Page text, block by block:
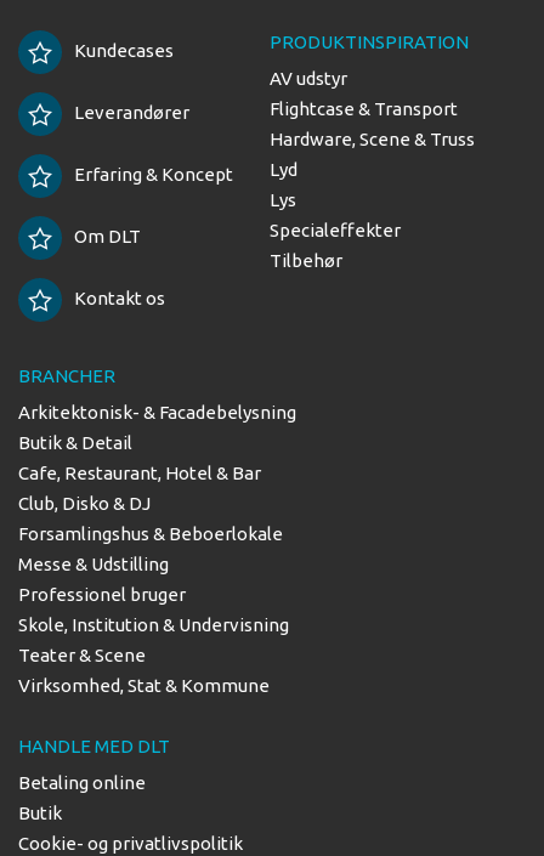
Kundecases
Leverandører
Erfaring & Koncept
Om DLT
Kontakt os
PRODUKTINSPIRATION
AV udstyr
Flightcase & Transport
Hardware, Scene & Truss
Lyd
Lys
Specialeffekter
Tilbehør
BRANCHER
Arkitektonisk- & Facadebelysning
Butik & Detail
Cafe, Restaurant, Hotel & Bar
Club, Disko & DJ
Forsamlingshus & Beboerlokale
Messe & Udstilling
Professionel bruger
Skole, Institution & Undervisning
Teater & Scene
Virksomhed, Stat & Kommune
HANDLE MED DLT
Betaling online
Butik
Cookie- og privatlivspolitik